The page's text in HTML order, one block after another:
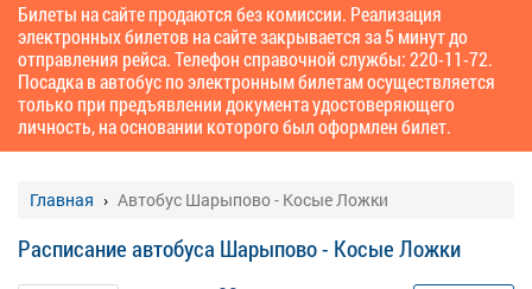
Билеты на сайте продаются без комиссии. Реализация
электронных билетов на сайте закрывается за 5 минут до
отправления рейса. Телефон справочной службы: 220-11-72.
Посадка в автобус по электронным билетам осуществляется
только при предъявлении документа удостоверяющего
личность, на основании которого был оформлен билет.
Главная Автобус Шарыпово - Косые Ложки
Расписание автобуса Шарыпово - Косые Ложки